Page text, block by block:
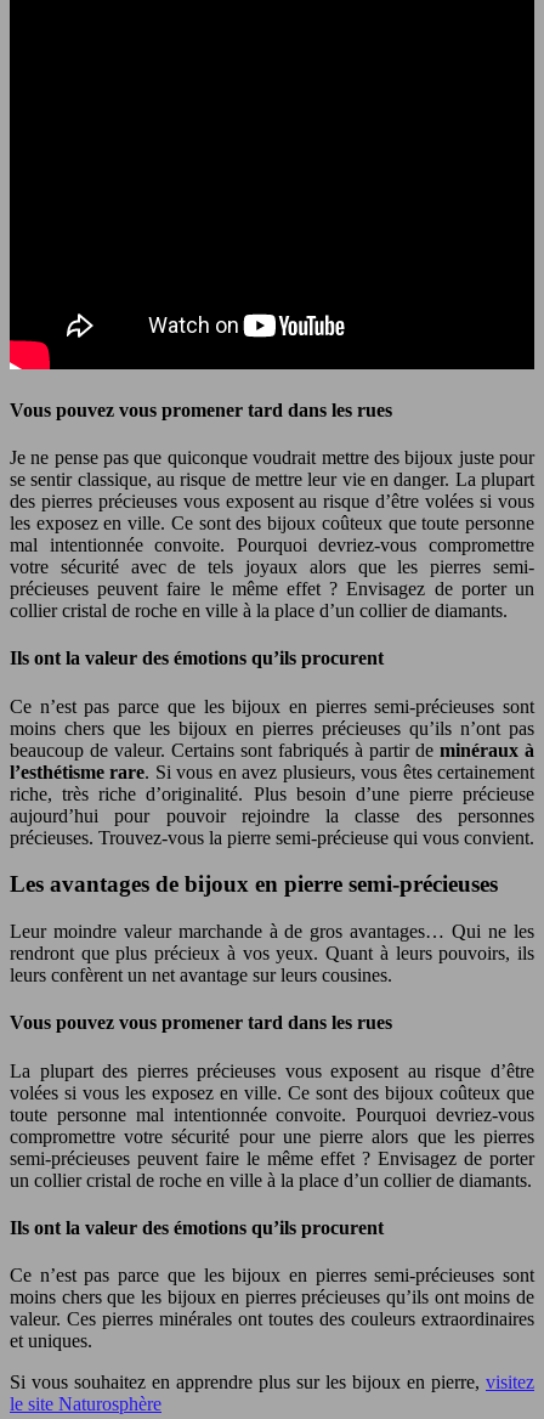
Vous pouvez vous promener tard dans les rues
Je ne pense pas que quiconque voudrait mettre des bijoux juste pour
se sentir classique, au risque de mettre leur vie en danger. La plupart
des pierres précieuses vous exposent au risque d’être volées si vous
les exposez en ville. Ce sont des bijoux coûteux que toute personne
mal intentionnée convoite. Pourquoi devriez-vous compromettre
votre sécurité avec de tels joyaux alors que les pierres semi-
précieuses peuvent faire le même effet ? Envisagez de porter un
collier cristal de roche en ville à la place d’un collier de diamants.
Ils ont la valeur des émotions qu’ils procurent
Ce n’est pas parce que les bijoux en pierres semi-précieuses sont
moins chers que les bijoux en pierres précieuses qu’ils n’ont pas
beaucoup de valeur. Certains sont fabriqués à partir de minéraux à
l’esthétisme rare. Si vous en avez plusieurs, vous êtes certainement
riche, très riche d’originalité. Plus besoin d’une pierre précieuse
aujourd’hui pour pouvoir rejoindre la classe des personnes
précieuses. Trouvez-vous la pierre semi-précieuse qui vous convient.
Les avantages de bijoux en pierre semi-précieuses
Leur moindre valeur marchande à de gros avantages… Qui ne les
rendront que plus précieux à vos yeux. Quant à leurs pouvoirs, ils
leurs confèrent un net avantage sur leurs cousines.
Vous pouvez vous promener tard dans les rues
La plupart des pierres précieuses vous exposent au risque d’être
volées si vous les exposez en ville. Ce sont des bijoux coûteux que
toute personne mal intentionnée convoite. Pourquoi devriez-vous
compromettre votre sécurité pour une pierre alors que les pierres
semi-précieuses peuvent faire le même effet ? Envisagez de porter
un collier cristal de roche en ville à la place d’un collier de diamants.
Ils ont la valeur des émotions qu’ils procurent
Ce n’est pas parce que les bijoux en pierres semi-précieuses sont
moins chers que les bijoux en pierres précieuses qu’ils ont moins de
valeur. Ces pierres minérales ont toutes des couleurs extraordinaires
et uniques.
Si vous souhaitez en apprendre plus sur les bijoux en pierre, visitez
le site Naturosphère